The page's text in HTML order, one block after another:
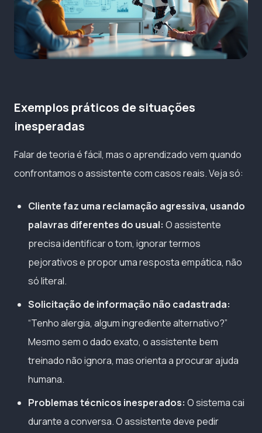
Exemplos práticos de situações
inesperadas
Falar de teoria é fácil, mas o aprendizado vem quando
confrontamos o assistente com casos reais. Veja só:
Cliente faz uma reclamação agressiva, usando
palavras diferentes do usual: O assistente
precisa identificar o tom, ignorar termos
pejorativos e propor uma resposta empática, não
só literal.
Solicitação de informação não cadastrada:
“Tenho alergia, algum ingrediente alternativo?”
Mesmo sem o dado exato, o assistente bem
treinado não ignora, mas orienta a procurar ajuda
humana.
Problemas técnicos inesperados: O sistema cai
durante a conversa. O assistente deve pedir